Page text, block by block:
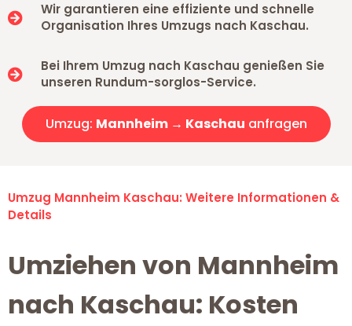
Wir garantieren eine effiziente und schnelle
Organisation Ihres Umzugs nach Kaschau.
Bei Ihrem Umzug nach Kaschau genießen Sie
unseren Rundum-sorglos-Service.
Umzug: Mannheim → Kaschau anfragen
Umzug Mannheim Kaschau: Weitere Informationen &
Details
Umziehen von Mannheim
nach Kaschau: Kosten